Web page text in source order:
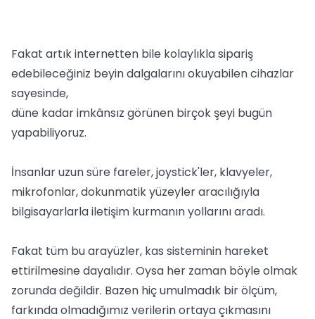
Fakat artık internetten bile kolaylıkla sipariş
edebileceğiniz beyin dalgalarını okuyabilen cihazlar
sayesinde,
düne kadar imkânsız görünen birçok şeyi bugün
yapabiliyoruz.
İnsanlar uzun süre fareler, joystick'ler, klavyeler,
mikrofonlar, dokunmatik yüzeyler aracılığıyla
bilgisayarlarla iletişim kurmanın yollarını aradı.
Fakat tüm bu arayüzler, kas sisteminin hareket
ettirilmesine dayalıdır. Oysa her zaman böyle olmak
zorunda değildir. Bazen hiç umulmadık bir ölçüm,
farkında olmadığımız verilerin ortaya çıkmasını